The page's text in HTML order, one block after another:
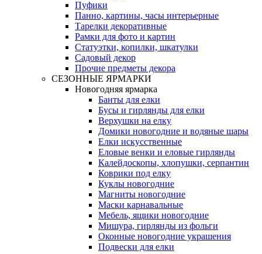
Пуфики
Панно, картины, часы интерьерные
Тарелки декоративные
Рамки для фото и картин
Статуэтки, копилки, шкатулки
Садовый декор
Прочие предметы декора
СЕЗОННЫЕ ЯРМАРКИ
Новогодняя ярмарка
Банты для елки
Бусы и гирлянды для елки
Верхушки на елку
Домики новогодние и водяные шары
Елки искусственные
Еловые венки и еловые гирлянды
Калейдоскопы, хлопушки, серпантин
Коврики под елку
Куклы новогодние
Магниты новогодние
Маски карнавальные
Мебель, ящики новогодние
Мишура, гирлянды из фольги
Оконные новогодние украшения
Подвески для елки